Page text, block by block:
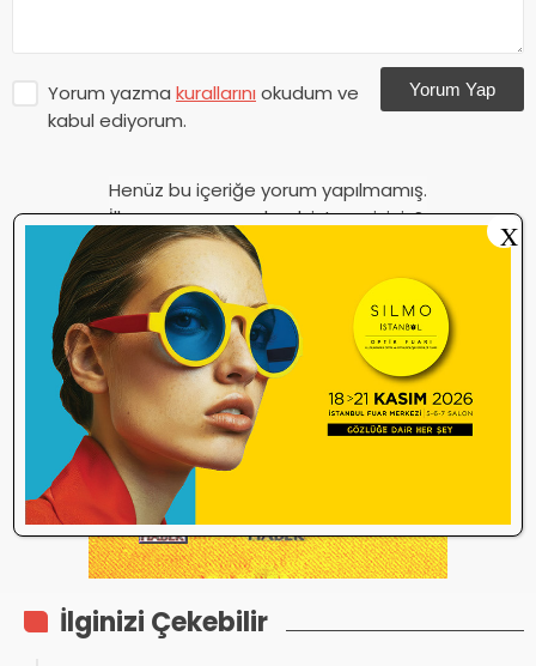
Yorum yazma kurallarını okudum ve
kabul ediyorum.
Yorum Yap
Henüz bu içeriğe yorum yapılmamış.
İlk yorum yapan olmak ister misiniz?
İlginizi Çekebilir
X